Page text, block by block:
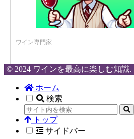
ワイン専門家
© 2024 ワインを最高に楽しむ知識.
ホーム
検索
トップ
サイドバー